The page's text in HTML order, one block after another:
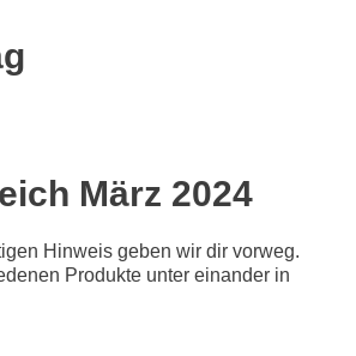
März 2024
Hinweis geben wir dir vorweg.
Produkte unter einander in